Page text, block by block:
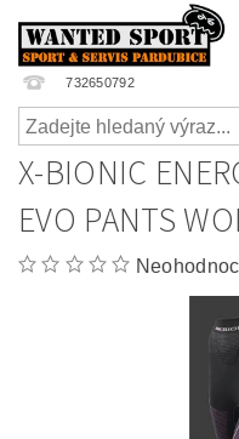
732650792
X-BIONIC
EVO PANTS